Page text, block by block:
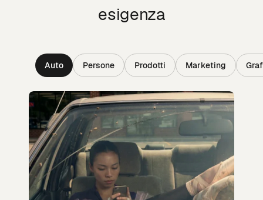
esigenza
Auto Persone Prodotti Marketing